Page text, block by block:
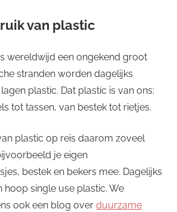
van plastic
wereldwijd een ongekend groot
stranden worden dagelijks
plastic. Dat plastic is van ons:
tot tassen, van bestek tot rietjes.
plastic op reis daarom zoveel
je eigen
bestek en bekers mee. Dagelijks
hoop single use plastic. We
ook een blog over duurzame